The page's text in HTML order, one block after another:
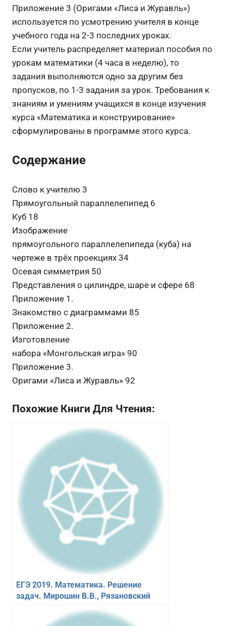
Приложение 3 (Оригами «Лиса и Журавль»)
используется по усмотрению учителя в конце
учебного года на 2-3 последних уроках.
Если учитель распределяет материал пособия по
урокам математики (4 часа в неделю), то
задания выполняются одно за другим без
пропусков, по 1-3 задания за урок. Требования к
знаниям и умениям учащихся в конце изучения
курса «Математика и конструирование»
сформулированы в программе этого курса.
Содержание
Слово к учителю 3
Прямоугольный параллелепипед 6
Куб 18
Изображение
прямоугольного параллелепипеда (куба) на
чертеже в трёх проекциях 34
Осевая симметрия 50
Представления о цилиндре, шаре и сфере 68
Приложение 1.
Знакомство с диаграммами 85
Приложение 2.
Изготовление
набора «Монгольская игра» 90
Приложение 3.
Оригами «Лиса и Журавль» 92
Похожие Книги Для Чтения:
ЕГЭ 2019. Математика. Решение
задач. Мирошин В.В., Рязановский